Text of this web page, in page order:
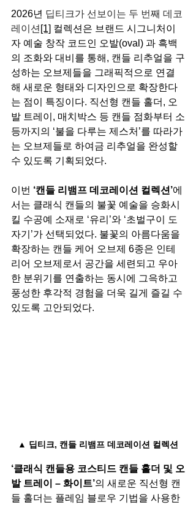
2026년 딥티크가 선보이는 두 번째 데코
레이션 [1] 컬렉션은 브랜드 시그니처이
자 예술 창작 코드인 오발(oval) 과 흑백
의 조화와 대비를 통해, 캔들 리추얼을 구
성하는 오브제들을 그래픽적으로 연결
해 새로운 형태와 디자인으로 확장한다
는 점이 특징이다. 직선형 캔들 홀더, 오
발 트레이, 매치박스 등 캔들 점화부터 소
등까지의 ‘불을 다루는 제스처’를 따라가
는 오브제들로 하여금 리추얼을 완성할
수 있도록 기획되었다.
이번 ‘캔들 리뱀프 데코레이션 컬렉션’에
서는 클래식 캔들의 불꽃 예술을 승화시
킬 수공예 소재로 ‘유리’와 ‘초벌구이 도
자기’가 선택되었다. 불꽃의 아름다움을
확장하는 캔들 케어 오브제 6종은 인테
리어 오브제로서 공간을 세련되고 우아
한 분위기를 연출하는 동시에 그윽하고
풍성한 후각적 경험을 더욱 길게 즐길 수
있도록 고안되었다.
▲ 딥티크, 캔들 리뱀프 데코레이션 컬렉션
‘클래식 캔들용 코스티드 캔들 홀더 및 오
발 트레이 – 화이트’의 새로운 직선형 캔
들 홀더는 플레임 블로우 기법을 사용한